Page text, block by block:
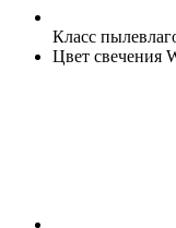
Класс
Цвет свечения